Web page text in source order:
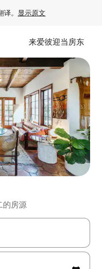
。 显示原文
来爱彼迎当房东
的房源
查看，或通过点击或滑动手势